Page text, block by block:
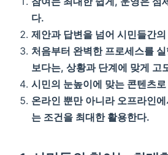
다.
제안과 답변을 넘어 시민들간
처음부터 완벽한 프로세스를
보다는, 상황과 단계에 맞게 고
시민의 눈높이에 맞는 콘텐츠
온라인 뿐만 아니라 오프라인
는 조건을 최대한 활용한다.